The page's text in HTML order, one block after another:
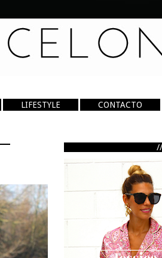
LIFESTYLE CONTACTO